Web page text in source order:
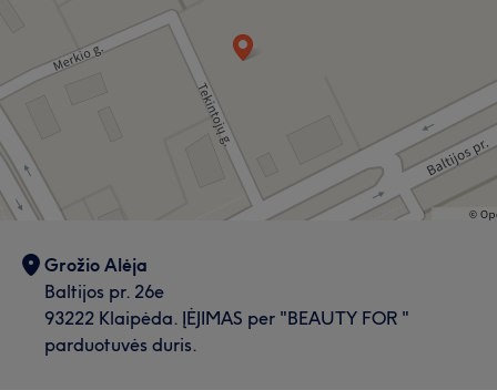
Grožio Alėja
Baltijos pr. 26e
93222 Klaipėda. ĮĖJIMAS per "BEAUTY FOR "
parduotuvės duris.